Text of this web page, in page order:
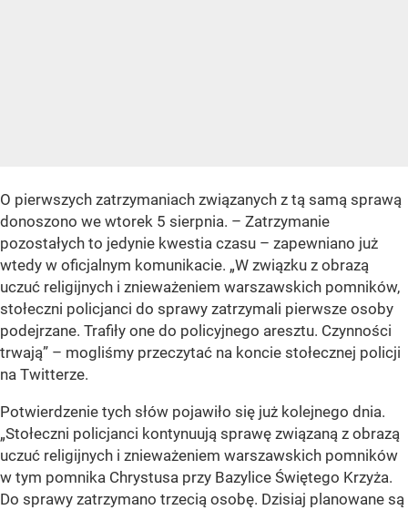
O pierwszych zatrzymaniach związanych z tą samą sprawą
donoszono we wtorek 5 sierpnia. – Zatrzymanie
pozostałych to jedynie kwestia czasu – zapewniano już
wtedy w oficjalnym komunikacie. „W związku z obrazą
uczuć religijnych i znieważeniem warszawskich pomników,
stołeczni policjanci do sprawy zatrzymali pierwsze osoby
podejrzane. Trafiły one do policyjnego aresztu. Czynności
trwają” – mogliśmy przeczytać na koncie stołecznej policji
na Twitterze.
Potwierdzenie tych słów pojawiło się już kolejnego dnia.
„Stołeczni policjanci kontynuują sprawę związaną z obrazą
uczuć religijnych i znieważeniem warszawskich pomników
w tym pomnika Chrystusa przy Bazylice Świętego Krzyża.
Do sprawy zatrzymano trzecią osobę. Dzisiaj planowane są